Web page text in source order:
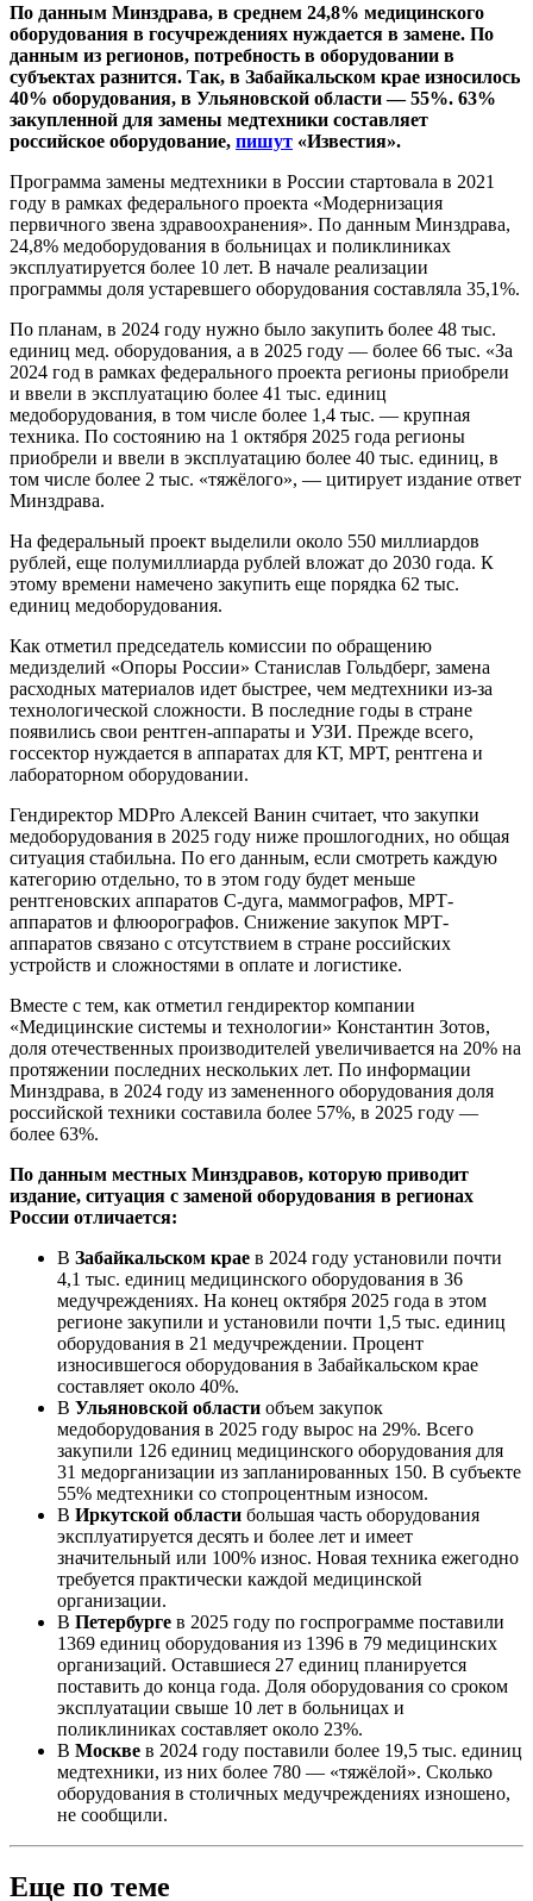
По данным Минздрава, в среднем 24,8% медицинского
оборудования в госучреждениях нуждается в замене. По
данным из регионов, потребность в оборудовании в
субъектах разнится. Так, в Забайкальском крае износилось
40% оборудования, в Ульяновской области — 55%. 63%
закупленной для замены медтехники составляет
российское оборудование, пишут «Известия».
Программа замены медтехники в России стартовала в 2021
году в рамках федерального проекта «Модернизация
первичного звена здравоохранения». По данным Минздрава,
24,8% медоборудования в больницах и поликлиниках
эксплуатируется более 10 лет. В начале реализации
программы доля устаревшего оборудования составляла 35,1%.
По планам, в 2024 году нужно было закупить более 48 тыс.
единиц мед. оборудования, а в 2025 году — более 66 тыс. «За
2024 год в рамках федерального проекта регионы приобрели
и ввели в эксплуатацию более 41 тыс. единиц
медоборудования, в том числе более 1,4 тыс. — крупная
техника. По состоянию на 1 октября 2025 года регионы
приобрели и ввели в эксплуатацию более 40 тыс. единиц, в
том числе более 2 тыс. «тяжёлого», — цитирует издание ответ
Минздрава.
На федеральный проект выделили около 550 миллиардов
рублей, еще полумиллиарда рублей вложат до 2030 года. К
этому времени намечено закупить еще порядка 62 тыс.
единиц медоборудования.
Как отметил председатель комиссии по обращению
медизделий «Опоры России» Станислав Гольдберг, замена
расходных материалов идет быстрее, чем медтехники из-за
технологической сложности. В последние годы в стране
появились свои рентген-аппараты и УЗИ. Прежде всего,
госсектор нуждается в аппаратах для КТ, МРТ, рентгена и
лабораторном оборудовании.
Гендиректор MDPro Алексей Ванин считает, что закупки
медоборудования в 2025 году ниже прошлогодних, но общая
ситуация стабильна. По его данным, если смотреть каждую
категорию отдельно, то в этом году будет меньше
рентгеновских аппаратов C-дуга, маммографов, МРТ-
аппаратов и флюорографов. Снижение закупок МРТ-
аппаратов связано с отсутствием в стране российских
устройств и сложностями в оплате и логистике.
Вместе с тем, как отметил гендиректор компании
«Медицинские системы и технологии» Константин Зотов,
доля отечественных производителей увеличивается на 20% на
протяжении последних нескольких лет. По информации
Минздрава, в 2024 году из замененного оборудования доля
российской техники составила более 57%, в 2025 году —
более 63%.
По данным местных Минздравов, которую приводит
издание, ситуация с заменой оборудования в регионах
России отличается:
В Забайкальском крае в 2024 году установили почти
4,1 тыс. единиц медицинского оборудования в 36
медучреждениях. На конец октября 2025 года в этом
регионе закупили и установили почти 1,5 тыс. единиц
оборудования в 21 медучреждении. Процент
износившегося оборудования в Забайкальском крае
составляет около 40%.
В Ульяновской области объем закупок
медоборудования в 2025 году вырос на 29%. Всего
закупили 126 единиц медицинского оборудования для
31 медорганизации из запланированных 150. В субъекте
55% медтехники со стопроцентным износом.
В Иркутской области большая часть оборудования
эксплуатируется десять и более лет и имеет
значительный или 100% износ. Новая техника ежегодно
требуется практически каждой медицинской
организации.
В Петербурге в 2025 году по госпрограмме поставили
1369 единиц оборудования из 1396 в 79 медицинских
организаций. Оставшиеся 27 единиц планируется
поставить до конца года. Доля оборудования со сроком
эксплуатации свыше 10 лет в больницах и
поликлиниках составляет около 23%.
В Москве в 2024 году поставили более 19,5 тыс. единиц
медтехники, из них более 780 — «тяжёлой». Сколько
оборудования в столичных медучреждениях изношено,
не сообщили.
Еще по теме